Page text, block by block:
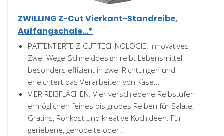
ZWILLING Z-Cut Vierkant-Standreibe,
Auffangschale...*
PATTENTIERTE Z-CUT TECHNOLOGIE: Innovatives
Zwei-Wege-Schneiddesign reibt Lebensmittel
besonders effizient in zwei Richtungen und
erleichtert das Verarbeiten von Käse...
VIER REIBFLÄCHEN: Vier verschiedene Reibstufen
ermöglichen feines bis grobes Reiben für Salate,
Gratins, Rohkost und kreative Kochideen. Für
geriebene, gehobelte oder...